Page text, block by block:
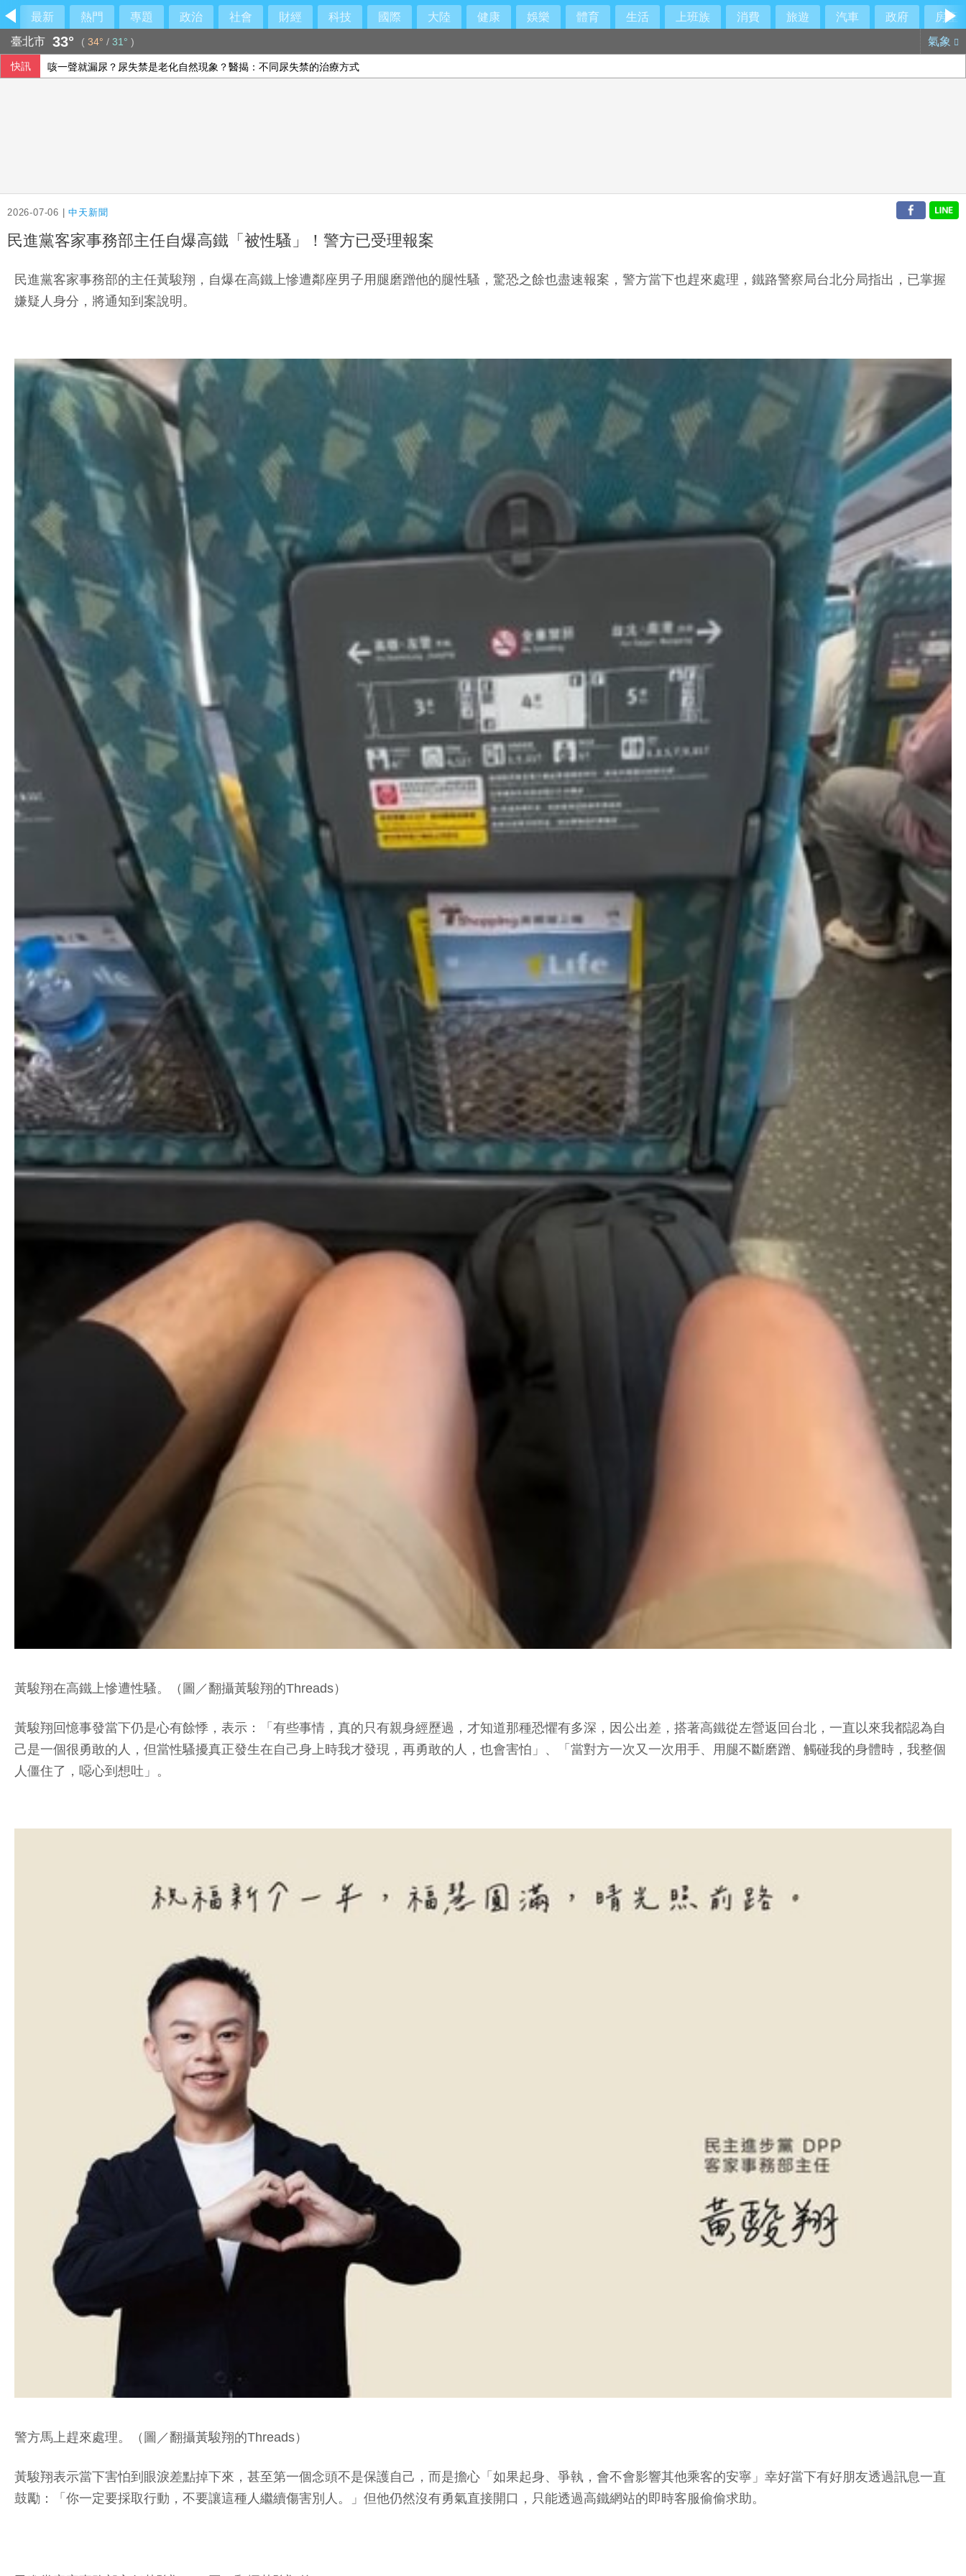
最新 熱門 專題 政治 社會 財經 科技 國際 大陸 健康 娛樂 體育 生活 上班族 消費 旅遊 汽車 政府
房產
臺北市 33° ( 34° / 31° ) 氣象
快訊 咳一聲就漏尿？尿失禁是老化自然現象？醫揭：不同尿失禁的治療方式
2026-07-06 |中天新聞
民進黨客家事務部主任自爆高鐵「被性騷」！警方已受理報案
民進黨客家事務部的主任黃駿翔，自爆在高鐵上慘遭鄰座男子用腿磨蹭他的腿性騷，驚恐之餘也盡速報案，警方當下也趕來處理，鐵路警察局台北分局指出，已掌握
嫌疑人身分，將通知到案說明。
黃駿翔在高鐵上慘遭性騷。（圖／翻攝黃駿翔的Threads）
黃駿翔回憶事發當下仍是心有餘悸，表示：「有些事情，真的只有親身經歷過，才知道那種恐懼有多深，因公出差，搭著高鐵從左營返回台北，一直以來我都認為自
己是一個很勇敢的人，但當性騷擾真正發生在自己身上時我才發現，再勇敢的人，也會害怕」、「當對方一次又一次用手、用腿不斷磨蹭、觸碰我的身體時，我整個
人僵住了，噁心到想吐」。
警方馬上趕來處理。（圖／翻攝黃駿翔的Threads）
黃駿翔表示當下害怕到眼淚差點掉下來，甚至第一個念頭不是保護自己，而是擔心「如果起身、爭執，會不會影響其他乘客的安寧」幸好當下有好朋友透過訊息一直
鼓勵：「你一定要採取行動，不要讓這種人繼續傷害別人。」但他仍然沒有勇氣直接開口，只能透過高鐵網站的即時客服偷偷求助。